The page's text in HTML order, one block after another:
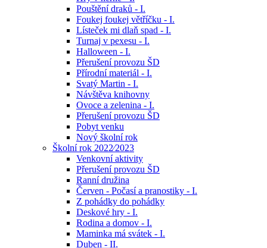
Pouštění draků - I.
Foukej foukej větříčku - I.
Lísteček mi dlaň spad - I.
Turnaj v pexesu - I.
Halloween - I.
Přerušení provozu ŠD
Přírodní materiál - I.
Svatý Martin - I.
Návštěva knihovny
Ovoce a zelenina - I.
Přerušení provozu ŠD
Pobyt venku
Nový školní rok
Školní rok 2022⁄2023
Venkovní aktivity
Přerušení provozu ŠD
Ranní družina
Červen - Počasí a pranostiky - I.
Z pohádky do pohádky
Deskové hry - I.
Rodina a domov - I.
Maminka má svátek - I.
Duben - II.